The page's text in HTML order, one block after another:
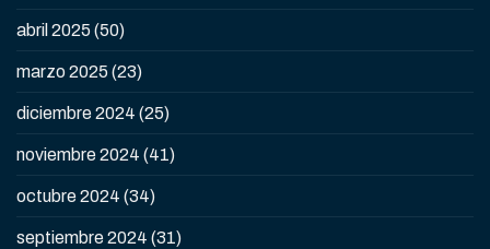
abril 2025 (50)
marzo 2025 (23)
diciembre 2024 (25)
noviembre 2024 (41)
octubre 2024 (34)
septiembre 2024 (31)